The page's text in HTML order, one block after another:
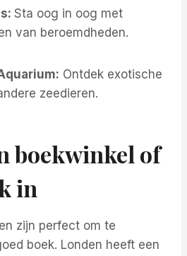
Sta oog in oog met
van beroemdheden.
Ontdek exotische
zeedieren.
boekwinkel of
in
zijn perfect om te
boek. Londen heeft een